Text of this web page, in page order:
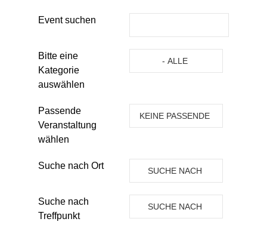
Event suchen
Bitte eine
Kategorie
auswählen
- ALLE
Passende
Veranstaltung
wählen
KEINE PASSENDE
Suche nach Ort SUCHE NACH
ORT
Suche nach
Treffpunkt
SUCHE NACH